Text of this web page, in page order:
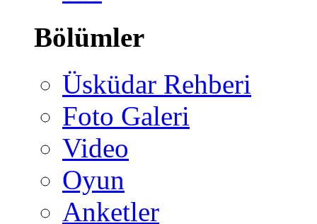
Bölümler
Üsküdar Rehberi
Foto Galeri
Video
Oyun
Anketler